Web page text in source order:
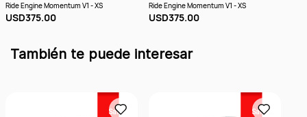
Ride Engine Momentum V1 - XS
USD375.00
Ride Engine Momentum V1 - XS
USD375.00
También te puede interesar
Sale Sale